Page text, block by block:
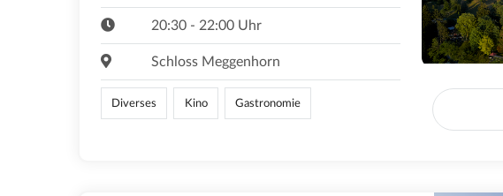
20:30 - 22:00 Uhr
Schloss Meggenhorn
Diverses Kino Gastronomie